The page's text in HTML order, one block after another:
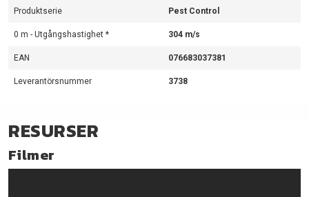
Produktserie Pest Control
0 m - Utgångshastighet * 304 m/s
EAN 076683037381
Leverantörsnummer 3738
RESURSER
Filmer